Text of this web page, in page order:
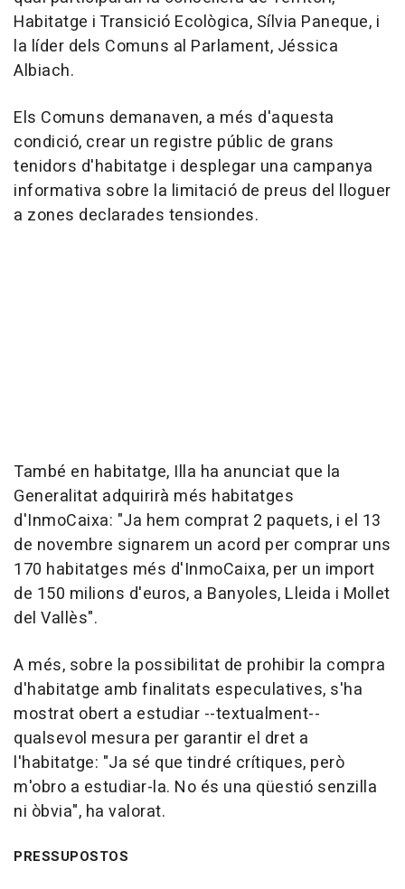
Habitatge i Transició Ecològica, Sílvia Paneque, i
la líder dels Comuns al Parlament, Jéssica
Albiach.
Els Comuns demanaven, a més d'aquesta
condició, crear un registre públic de grans
tenidors d'habitatge i desplegar una campanya
informativa sobre la limitació de preus del lloguer
a zones declarades tensiondes.
També en habitatge, Illa ha anunciat que la
Generalitat adquirirà més habitatges
d'InmoCaixa: "Ja hem comprat 2 paquets, i el 13
de novembre signarem un acord per comprar uns
170 habitatges més d'InmoCaixa, per un import
de 150 milions d'euros, a Banyoles, Lleida i Mollet
del Vallès".
A més, sobre la possibilitat de prohibir la compra
d'habitatge amb finalitats especulatives, s'ha
mostrat obert a estudiar --textualment--
qualsevol mesura per garantir el dret a
l'habitatge: "Ja sé que tindré crítiques, però
m'obro a estudiar-la. No és una qüestió senzilla
ni òbvia", ha valorat.
PRESSUPOSTOS